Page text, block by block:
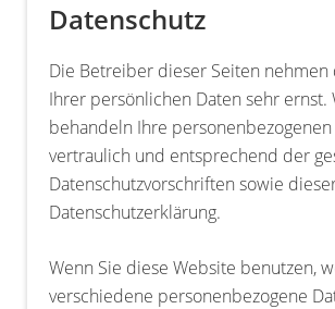
Datenschutz
Die Betreiber dieser Seiten nehmen
Ihrer persönlichen Daten sehr ernst.
behandeln Ihre personenbezogenen
vertraulich und entsprechend der
Datenschutzvorschriften sowie
Datenschutzerklärung.
Wenn Sie diese Website benutzen,
verschiedene personenbezogene